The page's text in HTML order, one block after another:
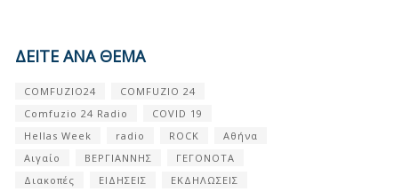
ΔΕΙΤΕ ΑΝΑ ΘΕΜΑ
COMFUZIO24
COMFUZIO 24
Comfuzio 24 Radio
COVID 19
Hellas Week
radio ROCK
Αθήνα
Αιγαίο
ΒΕΡΓΙΑΝΝΗΣ
ΓΕΓΟΝΟΤΑ
Διακοπές
ΕΙΔΗΣΕΙΣ
ΕΚΔΗΛΩΣΕΙΣ